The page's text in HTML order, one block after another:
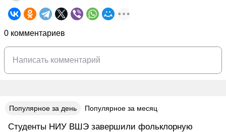
0 комментариев
Популярное за день Популярное за месяц
Студенты НИУ ВШЭ завершили фольклорную